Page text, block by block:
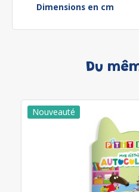
Dimensions en cm
Du